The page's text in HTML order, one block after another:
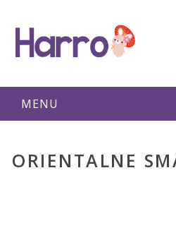
MENU
ORIENTALNE